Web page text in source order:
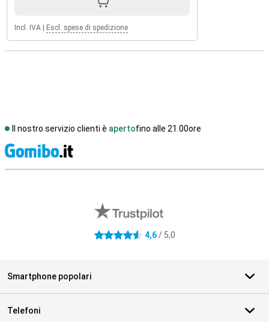
Incl. IVA Escl. spese di spedizione
Il nostro servizio clienti è apertofino alle 21.00ore
4.6 stelle 4,6/ 5,0
Smartphone popolari
Telefoni